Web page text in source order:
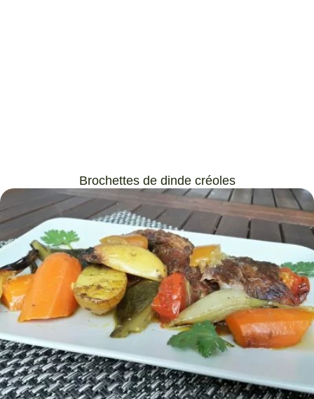
Brochettes de dinde créoles